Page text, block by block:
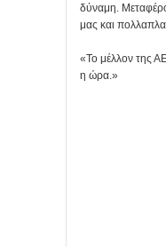
δύναμη.
μας και
«Το μέλλον της
η ώρα.»